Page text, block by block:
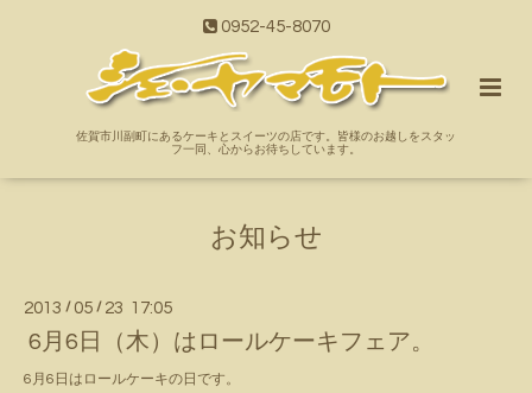
0952-45-8070
佐賀市川副町にあるケーキとスイーツの店です。皆様のお越しをスタッ
フ一同、心からお待ちしています。
お知らせ
2013 / 05 / 23 17:05
6月6日（木）はロールケーキフェア。
6月6日はロールケーキの日です。